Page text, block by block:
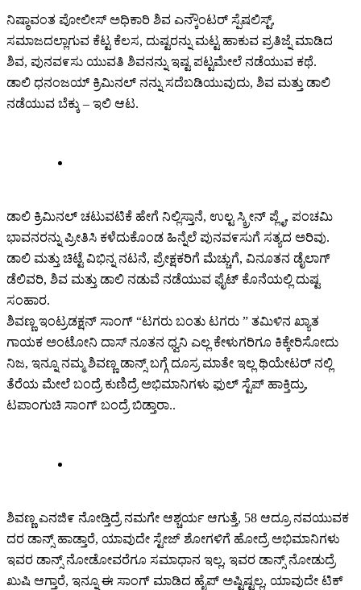
ನಿಷ್ಠಾವಂತ ಪೋಲೀಸ್ ಅಧಿಕಾರಿ ಶಿವ ಎನ್ಕೌಂಟರ್ ಸ್ಪೆಷಲಿಸ್ಟ್,
ಸಮಾಜದಲ್ಲಾಗುವ ಕೆಟ್ಟ ಕೆಲಸ, ದುಷ್ಟರನ್ನು ಮಟ್ಟ ಹಾಕುವ ಪ್ರತಿಜ್ನೆ ಮಾಡಿದ
ಶಿವ, ಪುನವ೯ಸು ಯುವತಿ ಶಿವನನ್ನು ಇಷ್ಟ ಪಟ್ಟಮೇಲೆ ನಡೆಯುವ ಕಥೆ.
ಡಾಲಿ ಧನಂಜಯ್ ಕ್ರಿಮಿನಲ್ ನನ್ನು ಸದೆಬಡಿಯುವುದು, ಶಿವ ಮತ್ತು ಡಾಲಿ
ನಡೆಯುವ ಬೆಕ್ಕು – ಇಲಿ ಆಟ.
ಡಾಲಿ ಕ್ರಿಮಿನಲ್ ಚಟುವಟಿಕೆ ಹೇಗೆ ನಿಲ್ಲಿಸ್ತಾನೆ, ಉಲ್ಟ ಸ್ಕ್ರೀನ್ ಪ್ಲೈ, ಪಂಚಮಿ
ಭಾವನರನ್ನು ಪ್ರೀತಿಸಿ ಕಳೆದುಕೊಂಡ ಹಿನ್ನೆಲೆ ಪುನವ೯ಸುಗೆ ಸತ್ಯದ ಅರಿವು.
ಡಾಲಿ ಮತ್ತು ಚಿಟ್ಟೆ ವಿಭಿನ್ನ ನಟನೆ, ಪ್ರೇಕ್ಷಕರಿಗೆ ಮೆಚ್ಚುಗೆ, ವಿನೂತನ ಡೈಲಾಗ್
ಡೆಲಿವರಿ, ಶಿವ ಮತ್ತು ಡಾಲಿ ನಡುವೆ ನಡೆಯುವ ಫೈಟ್ ಕೊನೆಯಲ್ಲಿ ದುಷ್ಟ
ಸಂಹಾರ.
ಶಿವಣ್ಣ ಇಂಟ್ರಡಕ್ಷನ್ ಸಾಂಗ್ “ಟಗರು ಬಂತು ಟಗರು ” ತಮಿಳಿನ ಖ್ಯಾತ
ಗಾಯಕ ಅಂಟೋನಿ ದಾಸ್ ನೂತನ ಧ್ವನಿ ಎಲ್ಲ ಕೇಳುಗರಿಗೂ ಕಿಕ್ಕೇರಿಸೋದು
ನಿಜ, ಇನ್ನೂ ನಮ್ಮ ಶಿವಣ್ಣ ಡಾನ್ಸ್ ಬಗ್ಗೆ ದೂಸ್ರ ಮಾತೇ ಇಲ್ಲ ಥಿಯೇಟರ್ ನಲ್ಲಿ
ತೆರೆಯ ಮೇಲೆ ಬಂದ್ರೆ ಕುಣಿದ್ರೆ ಅಭಿಮಾನಿಗಳು ಫುಲ್ ಸ್ಟೆಪ್ ಹಾಕ್ತಿದ್ರು,
ಟಪಾಂಗುಚಿ ಸಾಂಗ್ ಬಂದ್ರೆ ಬಿಡ್ತಾರಾ..
ಶಿವಣ್ಣ ಎನಜಿ೯ ನೋಡ್ತಿದ್ರೆ ನಮಗೇ ಆಶ್ಚರ್ಯ ಆಗುತ್ತೆ, 58 ಆದ್ರೂ ನವಯುವಕ
ದರ ಡಾನ್ಸ್ ಹಾಡ್ತಾರೆ, ಯಾವುದೇ ಸ್ಟೇಜ್ ಶೋಗಳಿಗೆ ಹೋದ್ರೆ ಅಭಿಮಾನಿಗಳು
ಇವರ ಡಾನ್ಸ್ ನೋಡೋವರೆಗೂ ಸಮಾಧಾನ ಇಲ್ಲ, ಇವರ ಡಾನ್ಸ್ ನೋಡುದ್ರೆ
ಖುಷಿ ಆಗ್ತಾರೆ, ಇನ್ನೂ ಈ ಸಾಂಗ್ ಮಾಡಿದ ಹೈಪ್ ಅಷ್ಟಿಷ್ಟಲ್ಲ, ಯಾವುದೇ ಟಿಕ್